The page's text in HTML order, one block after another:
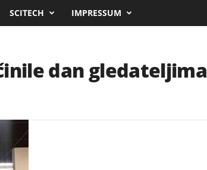
SCITECH IMPRESSUM
dan gledateljima